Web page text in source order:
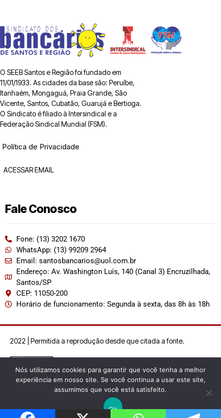
O SEEB Santos e Região foi fundado em
11/01/1933. As cidades da base são: Peruíbe,
Itanhaém, Mongaguá, Praia Grande, São
Vicente, Santos, Cubatão, Guarujá e Bertioga.
O Sindicato é filiado à Intersindical e a
Federação Sindical Mundial (FSM).
Política de Privacidade
ACESSAR EMAIL
Fale Conosco
Fone: (13) 3202 1670
WhatsApp: (13) 99209 2964
Email: santosbancarios@uol.com.br
Endereço: Av. Washington Luís, 140 (Canal 3) Encruzilhada,
Santos/SP
CEP: 11050-200
Horário de funcionamento: Segunda à sexta, das 8h às 18h
2022 | Permitida a reprodução desde que citada a fonte.
Nós utilizamos cookies para garantir que você tenha a melhor
experiência em nosso site. Se você continua a usar este site,
assumimos que você está satisfeito.
Ok